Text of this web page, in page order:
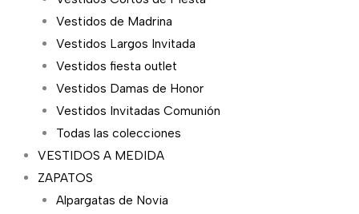
Vestidos de Madrina
Vestidos Largos Invitada
Vestidos fiesta outlet
Vestidos Damas de Honor
Vestidos Invitadas Comunión
Todas las colecciones
VESTIDOS A MEDIDA
ZAPATOS
Alpargatas de Novia